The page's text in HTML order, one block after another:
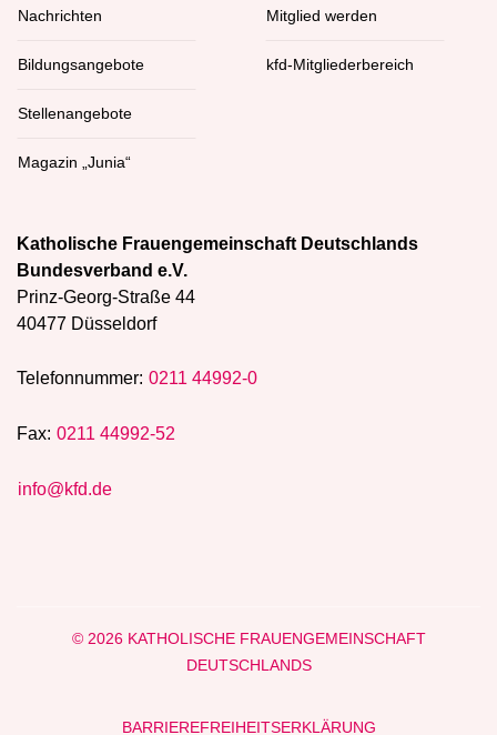
Nachrichten
Bildungsangebote
Stellenangebote
Magazin „Junia“
Mitglied werden
kfd-Mitgliederbereich
Katholische Frauengemeinschaft Deutschlands
Bundesverband e.V.
Prinz-Georg-Straße 44
40477 Düsseldorf
Telefonnummer: 0211 44992-0
Fax: 0211 44992-52
info@kfd.de
© 2026 KATHOLISCHE FRAUENGEMEINSCHAFT
DEUTSCHLANDS
BARRIEREFREIHEITSERKLÄRUNG